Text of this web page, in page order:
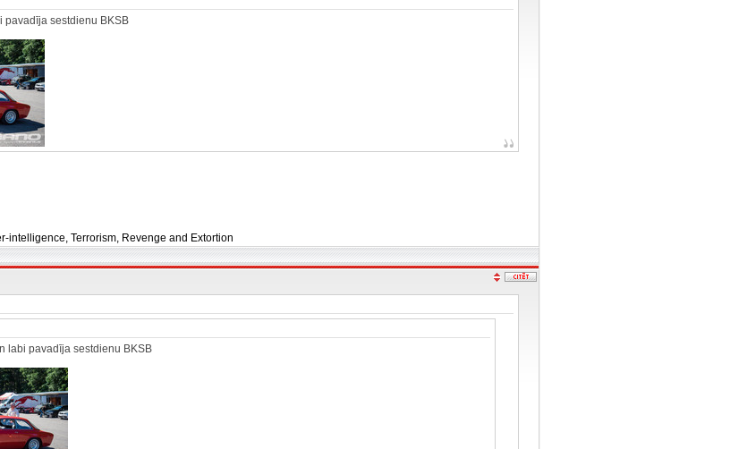
pavadīja sestdienu BKSB
intelligence, Terrorism, Revenge and Extortion
labi pavadīja sestdienu BKSB